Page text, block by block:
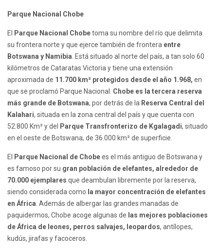
Parque Nacional Chobe
El Parque Nacional Chobetoma su nombre del río que delimita
su frontera norte y que ejerce también de frontera entre
Botswana y Namibia. Está situado al norte del país, a tan solo 60
kilómetros de Cataratas Victoria y tiene una extensión
aproximada de 11.700 km² protegidos desde el año 1.968, en
que se proclamó Parque Nacional. Chobe es la tercera reserva
más grande de Botswana, por detrás de la Reserva Central del
Kalahari, situada en la zona central del país y que cuenta con
52.800 Km² y del
Parque Transfronterizo de Kgalagadi, situado
en el oeste de Botswana, de 36.000 km² de superficie.
El Parque Nacional de Chobees el más antiguo de Botswana y
es famoso por su gran población de elefantes, alrededor de
70.000 ejemplares que deambulan libremente por la reserva,
siendo considerada como la mayor concentración de elefantes
en África. Además de albergar las grandes manadas de
paquidermos, Chobe acoge algunas de las mejores poblaciones
de África de leones, perros salvajes, leopardos, antílopes,
kudús, jirafas y facoceros.